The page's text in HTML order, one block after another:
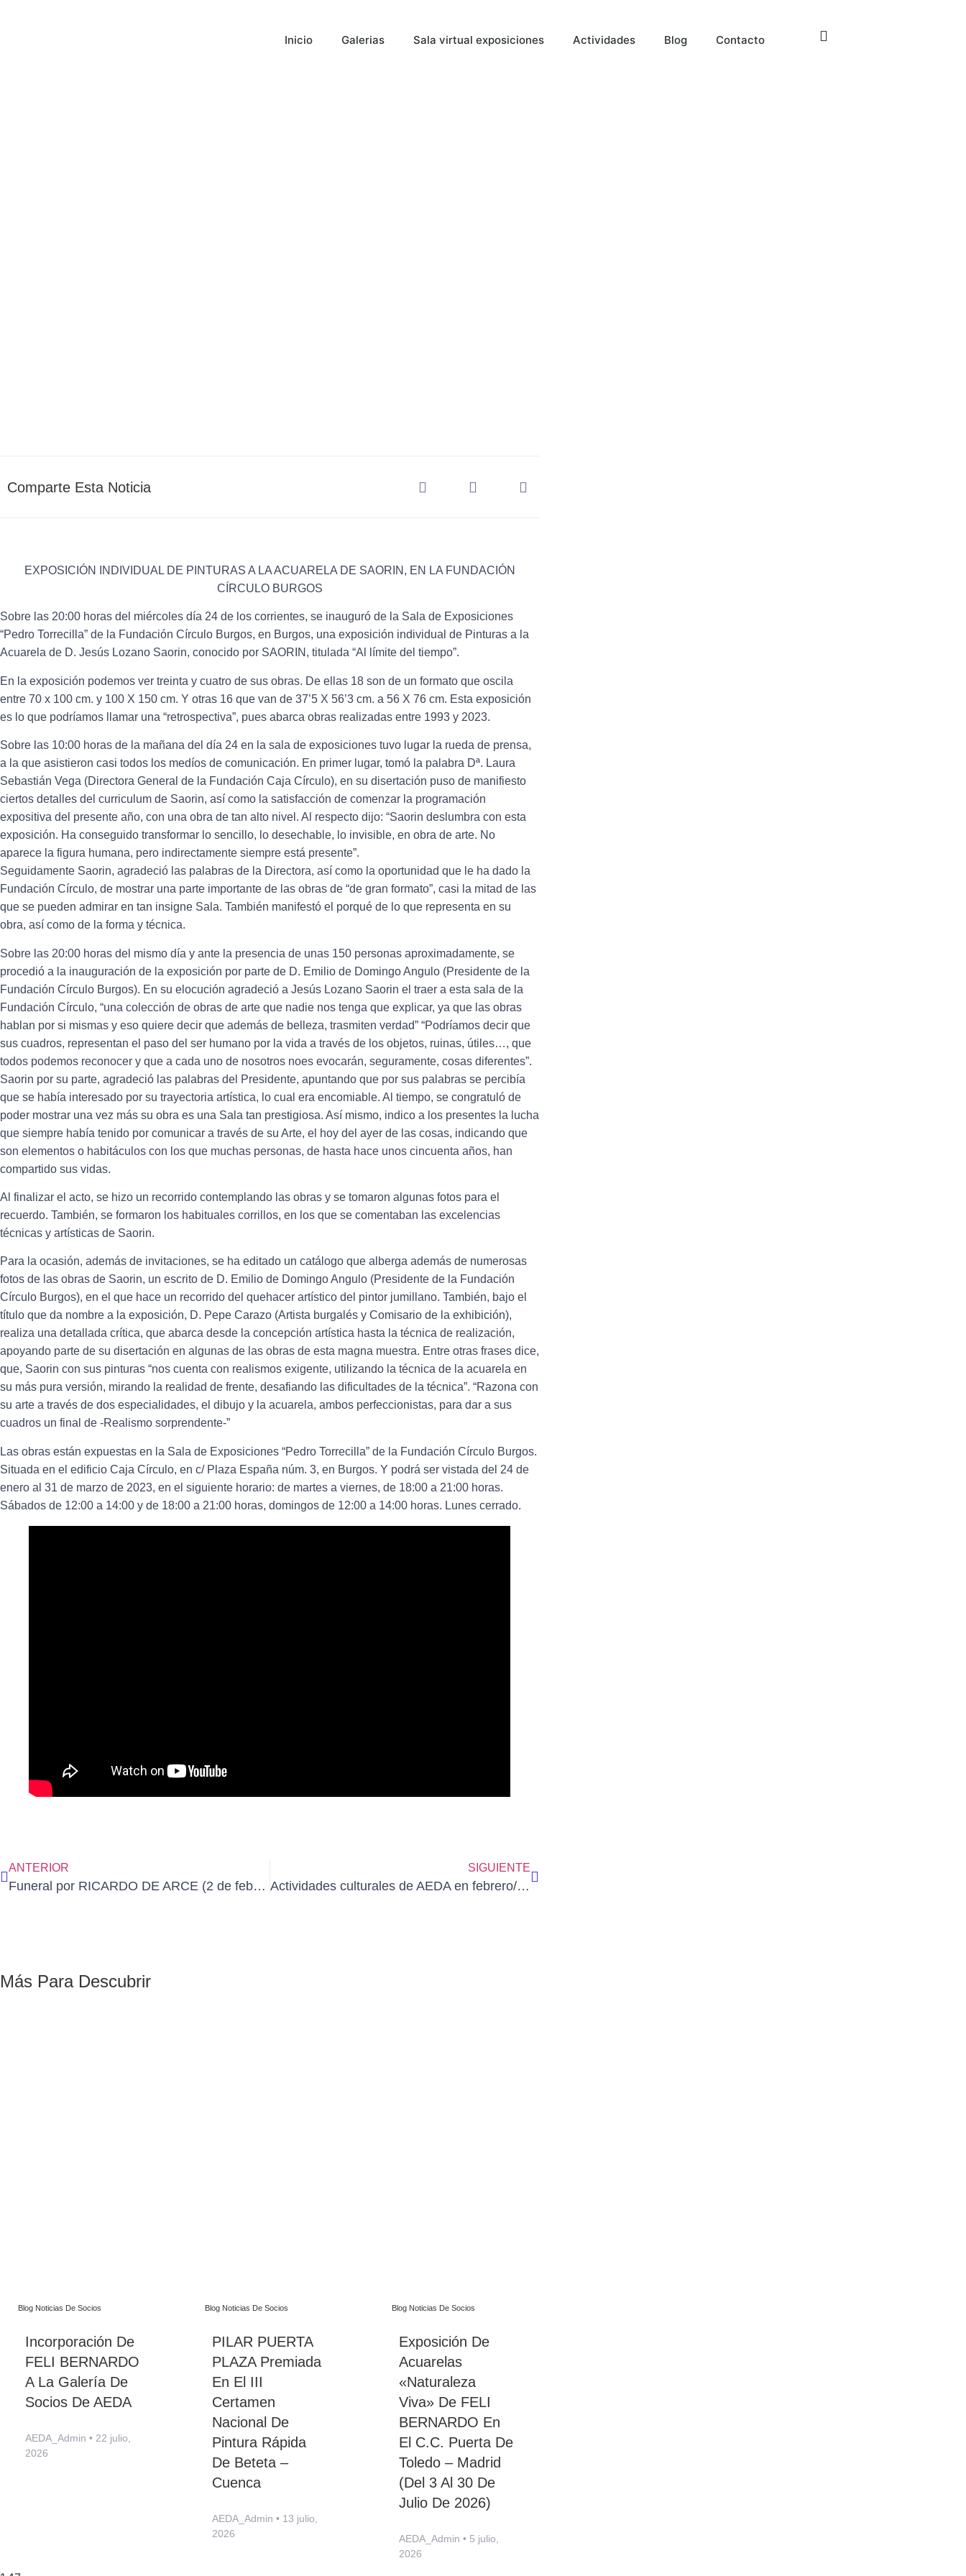
Inicio Galerias Sala virtual exposiciones Actividades Blog Contacto
Comparte Esta Noticia
EXPOSICIÓN INDIVIDUAL DE PINTURAS A LA ACUARELA DE SAORIN, EN LA FUNDACIÓN
CÍRCULO BURGOS
Sobre las 20:00 horas del miércoles día 24 de los corrientes, se inauguró de la Sala de Exposiciones
“Pedro Torrecilla” de la Fundación Círculo Burgos, en Burgos, una exposición individual de Pinturas a la
Acuarela de D. Jesús Lozano Saorin, conocido por SAORIN, titulada “Al límite del tiempo”.
En la exposición podemos ver treinta y cuatro de sus obras. De ellas 18 son de un formato que oscila
entre 70 x 100 cm. y 100 X 150 cm. Y otras 16 que van de 37’5 X 56’3 cm. a 56 X 76 cm. Esta exposición
es lo que podríamos llamar una “retrospectiva”, pues abarca obras realizadas entre 1993 y 2023.
Sobre las 10:00 horas de la mañana del día 24 en la sala de exposiciones tuvo lugar la rueda de prensa,
a la que asistieron casi todos los medíos de comunicación. En primer lugar, tomó la palabra Dª. Laura
Sebastián Vega (Directora General de la Fundación Caja Círculo), en su disertación puso de manifiesto
ciertos detalles del curriculum de Saorin, así como la satisfacción de comenzar la programación
expositiva del presente año, con una obra de tan alto nivel. Al respecto dijo: “Saorin deslumbra con esta
exposición. Ha conseguido transformar lo sencillo, lo desechable, lo invisible, en obra de arte. No
aparece la figura humana, pero indirectamente siempre está presente”.
Seguidamente Saorin, agradeció las palabras de la Directora, así como la oportunidad que le ha dado la
Fundación Círculo, de mostrar una parte importante de las obras de “de gran formato”, casi la mitad de las
que se pueden admirar en tan insigne Sala. También manifestó el porqué de lo que representa en su
obra, así como de la forma y técnica.
Sobre las 20:00 horas del mismo día y ante la presencia de unas 150 personas aproximadamente, se
procedió a la inauguración de la exposición por parte de D. Emilio de Domingo Angulo (Presidente de la
Fundación Círculo Burgos). En su elocución agradeció a Jesús Lozano Saorin el traer a esta sala de la
Fundación Círculo, “una colección de obras de arte que nadie nos tenga que explicar, ya que las obras
hablan por si mismas y eso quiere decir que además de belleza, trasmiten verdad” “Podríamos decir que
sus cuadros, representan el paso del ser humano por la vida a través de los objetos, ruinas, útiles…, que
todos podemos reconocer y que a cada uno de nosotros noes evocarán, seguramente, cosas diferentes”.
Saorin por su parte, agradeció las palabras del Presidente, apuntando que por sus palabras se percibía
que se había interesado por su trayectoria artística, lo cual era encomiable. Al tiempo, se congratuló de
poder mostrar una vez más su obra es una Sala tan prestigiosa. Así mismo, indico a los presentes la lucha
que siempre había tenido por comunicar a través de su Arte, el hoy del ayer de las cosas, indicando que
son elementos o habitáculos con los que muchas personas, de hasta hace unos cincuenta años, han
compartido sus vidas.
Al finalizar el acto, se hizo un recorrido contemplando las obras y se tomaron algunas fotos para el
recuerdo. También, se formaron los habituales corrillos, en los que se comentaban las excelencias
técnicas y artísticas de Saorin.
Para la ocasión, además de invitaciones, se ha editado un catálogo que alberga además de numerosas
fotos de las obras de Saorin, un escrito de D. Emilio de Domingo Angulo (Presidente de la Fundación
Círculo Burgos), en el que hace un recorrido del quehacer artístico del pintor jumillano. También, bajo el
título que da nombre a la exposición, D. Pepe Carazo (Artista burgalés y Comisario de la exhibición),
realiza una detallada crítica, que abarca desde la concepción artística hasta la técnica de realización,
apoyando parte de su disertación en algunas de las obras de esta magna muestra. Entre otras frases dice,
que, Saorin con sus pinturas “nos cuenta con realismos exigente, utilizando la técnica de la acuarela en
su más pura versión, mirando la realidad de frente, desafiando las dificultades de la técnica”. “Razona con
su arte a través de dos especialidades, el dibujo y la acuarela, ambos perfeccionistas, para dar a sus
cuadros un final de -Realismo sorprendente-”
Las obras están expuestas en la Sala de Exposiciones “Pedro Torrecilla” de la Fundación Círculo Burgos.
Situada en el edificio Caja Círculo, en c/ Plaza España núm. 3, en Burgos. Y podrá ser vistada del 24 de
enero al 31 de marzo de 2023, en el siguiente horario: de martes a viernes, de 18:00 a 21:00 horas.
Sábados de 12:00 a 14:00 y de 18:00 a 21:00 horas, domingos de 12:00 a 14:00 horas. Lunes cerrado.
ANTERIOR
Funeral por RICARDO DE ARCE (2 de febrero de 2024 a las 18:30)
SIGUIENTE
Actividades culturales de AEDA en febrero/2024.
Más Para Descubrir
Blog Noticias De Socios
Incorporación De
FELI BERNARDO
A La Galería De
Socios De AEDA
AEDA_Admin
22 julio,
2026
Blog Noticias De Socios
PILAR PUERTA
PLAZA Premiada
En El III
Certamen
Nacional De
Pintura Rápida
De Beteta –
Cuenca
AEDA_Admin
13 julio,
2026
Blog Noticias De Socios
Exposición De
Acuarelas
«Naturaleza
Viva» De FELI
BERNARDO En
El C.C. Puerta De
Toledo – Madrid
(del 3 Al 30 De
Julio De 2026)
AEDA_Admin
5 julio,
2026